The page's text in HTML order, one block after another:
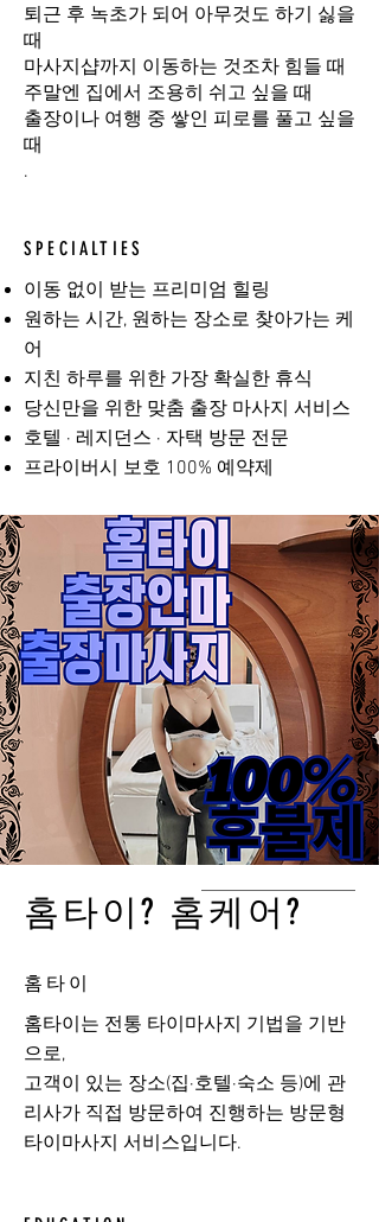
퇴근 후 녹초가 되어 아무것도 하기 싫을
때
마사지샵까지 이동하는 것조차 힘들 때
주말엔 집에서 조용히 쉬고 싶을 때
출장이나 여행 중 쌓인 피로를 풀고 싶을
때
.
SPECIALTIES
이동 없이 받는 프리미엄 힐링
원하는 시간, 원하는 장소로 찾아가는 케
어
지친 하루를 위한 가장 확실한 휴식
당신만을 위한 맞춤 출장 마사지 서비스
호텔 · 레지던스 · 자택 방문 전문
프라이버시 보호 100% 예약제
홈타이? 홈케어?
홈타이
홈타이는 전통 타이마사지 기법을 기반
으로,
고객이 있는 장소(집·호텔·숙소 등)에 관
리사가 직접 방문하여 진행하는 방문형
타이마사지 서비스입니다.